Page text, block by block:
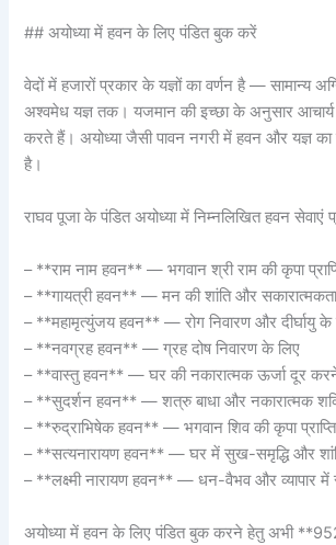
## अयोध्या में हवन के लिए पंडित बुक करें
वेदों में हजारों प्रकार के यज्ञों का वर्णन है — सामान्य
अश्वमेध यज्ञ तक। यजमान की इच्छा के अनुसार आचार्य
करते हैं। अयोध्या जैसी पावन नगरी में हवन और यज्ञ
है।
राघव पूजा के पंडित अयोध्या में निम्नलिखित हवन
– **राम नाम हवन** — भगवान श्री राम की कृपा
– **गायत्री हवन** — मन की शांति और
– **महामृत्युंजय हवन** — रोग निवारण और दीर्घायु के
– **नवग्रह हवन** — ग्रह दोष निवारण के लिए
– **वास्तु हवन** — घर की नकारात्मक ऊर्जा दूर
– **सुदर्शन हवन** — शत्रु बाधा और नकारात्मक
– **रुद्राभिषेक हवन** — भगवान शिव की कृपा
– **सत्यनारायण हवन** — घर में सुख-समृद्धि और
– **लक्ष्मी नारायण हवन** — धन-वैभव और व्यापार
अयोध्या में हवन के लिए पंडित बुक करने हेतु अभी